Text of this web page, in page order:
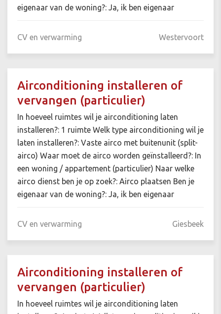
eigenaar van de woning?: Ja, ik ben eigenaar
CV en verwarming Westervoort
Airconditioning installeren of
vervangen (particulier)
In hoeveel ruimtes wil je airconditioning laten
installeren?: 1 ruimte Welk type airconditioning wil je
laten installeren?: Vaste airco met buitenunit (split-
airco) Waar moet de airco worden geïnstalleerd?: In
een woning / appartement (particulier) Naar welke
airco dienst ben je op zoek?: Airco plaatsen Ben je
eigenaar van de woning?: Ja, ik ben eigenaar
CV en verwarming Giesbeek
Airconditioning installeren of
vervangen (particulier)
In hoeveel ruimtes wil je airconditioning laten